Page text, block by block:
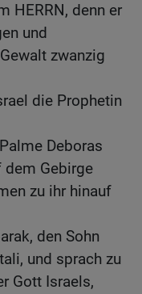
HERRN, denn er
und
zwanzig
die Prophetin
Deboras
dem Gebirge
zu ihr hinauf
den Sohn
und sprach zu
Gott Israels,